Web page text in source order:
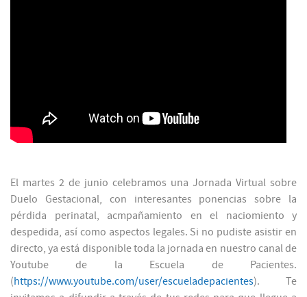
El martes 2 de junio celebramos una Jornada Virtual sobre
Duelo Gestacional, con interesantes ponencias sobre la
pérdida perinatal, acmpañamiento en el naciomiento y
despedida, así como aspectos legales. Si no pudiste asistir en
directo, ya está disponible toda la jornada en nuestro canal de
Youtube de la Escuela de Pacientes.
(https://www.youtube.com/user/escueladepacientes). Te